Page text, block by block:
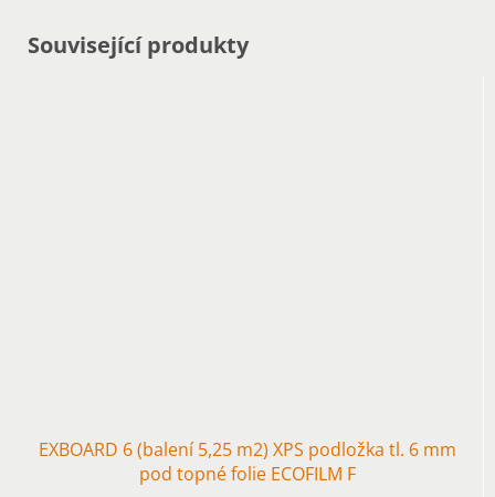
Související produkty
EXBOARD 6 (balení 5,25 m2) XPS podložka tl. 6 mm
pod topné folie ECOFILM F